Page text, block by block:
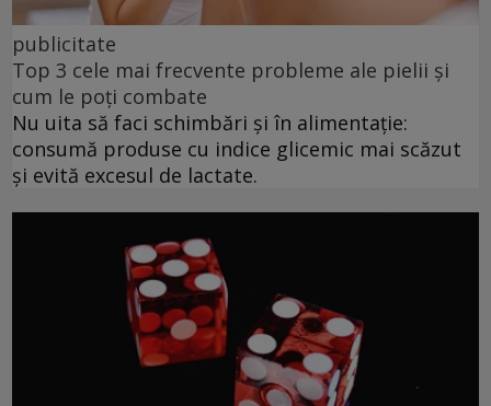
publicitate
Top 3 cele mai frecvente probleme ale pielii și
cum le poți combate
Nu uita să faci schimbări și în alimentație:
consumă produse cu indice glicemic mai scăzut
și evită excesul de lactate.